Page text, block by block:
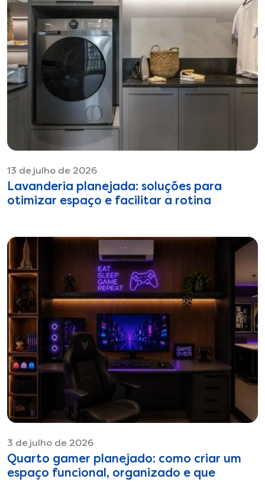
13 de julho de 2026
Lavanderia planejada: soluções para
otimizar espaço e facilitar a rotina
3 de julho de 2026
Quarto gamer planejado: como criar um
espaço funcional, organizado e que